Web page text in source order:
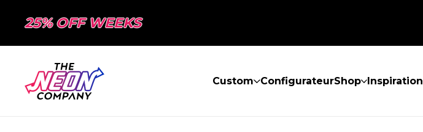
25% OFF WEEKS
Custom ConfigurateurShop Inspiration